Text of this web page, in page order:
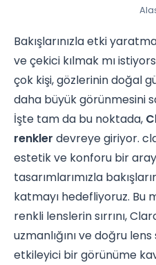
Bakışlarınızla etki
ve çekici kılmak mı
çok kişi, gözlerinin doğal
daha büyük görünmesini
İşte tam da bu noktada,
renkler devreye giriyor.
estetik ve konforu bir
tasarımlarımızla
katmayı hedefliyoruz. Bu
renkli lenslerin sırrını,
uzmanlığını ve doğru
etkileyici bir görünüme